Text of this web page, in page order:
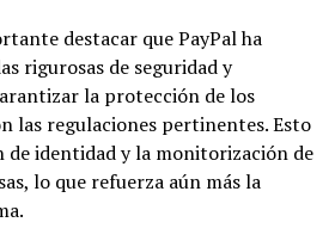
destacar que PayPal ha
rigurosas de seguridad y
la protección de los
las regulaciones pertinentes. Esto
de identidad y la monitorización de
lo que refuerza aún más la